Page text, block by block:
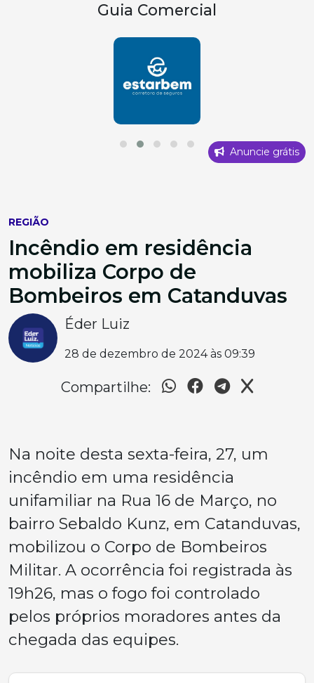
Guia Comercial
Anuncie grátis
REGIÃO
Incêndio em residência
mobiliza Corpo de
Bombeiros em Catanduvas
Éder Luiz
28 de dezembro de 2024 às 09:39
Compartilhe:
Na noite desta sexta-feira, 27, um
incêndio em uma residência
unifamiliar na Rua 16 de Março, no
bairro Sebaldo Kunz, em Catanduvas,
mobilizou o Corpo de Bombeiros
Militar. A ocorrência foi registrada às
19h26, mas o fogo foi controlado
pelos próprios moradores antes da
chegada das equipes.